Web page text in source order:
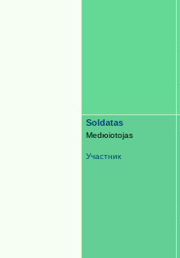
Soldatas
Medюiotojas
Участник